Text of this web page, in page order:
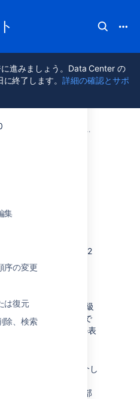
進みましょう。Data Center の
終了します。詳細の確認とサポ
集
序の変更
は復元
除、検索
ページとブロ
9.0
マーク
に存在する 2
いて説明します。
式
式で保管します。上級
サイトの設定で
、ページの保存形式の表
可能です。
。
という省略コードを介し
が可能です。
ンターフェイスの一部